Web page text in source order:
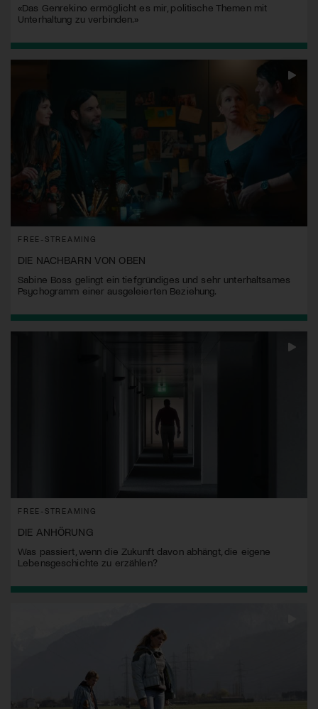
«Das Genrekino ermöglicht es mir, politische Themen mit
Unterhaltung zu verbinden.»
FREE-STREAMING
DIE NACHBARN VON OBEN
Sabine Boss gelingt ein tiefgründiges und sehr unterhaltsames
Psychogramm einer ausgeleierten Beziehung.
FREE-STREAMING
DIE ANHÖRUNG
Was passiert, wenn die Zukunft davon abhängt, die eigene
Lebensgeschichte zu erzählen?